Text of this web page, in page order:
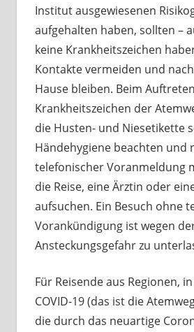
Institut ausgewiesenen
aufgehalten haben, sollten –
keine Krankheitszeichen
Kontakte vermeiden und
Hause bleiben. Beim
Krankheitszeichen der
die Husten- und Niesetikette
Händehygiene beachten und
telefonischer Voranmeldung
die Reise, eine Ärztin oder
aufsuchen. Ein Besuch ohne
Vorankündigung ist wegen
Ansteckungsgefahr zu
Für Reisende aus Regionen,
COVID-19 (das ist die
die durch das neuartige